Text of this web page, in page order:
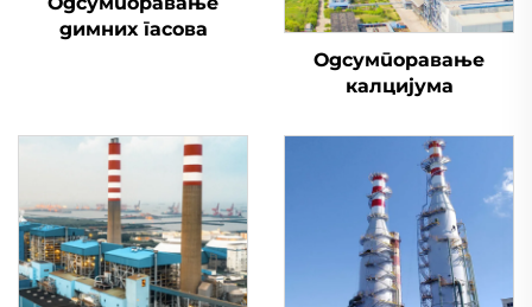
димних гасова
Одсумпоравање
калцијума